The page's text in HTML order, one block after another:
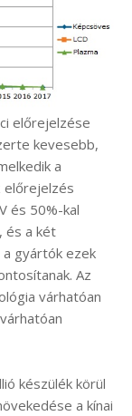
előrejelzése
kevesebb,
a
előrejelzés
és 50%-kal
és a két
gyártók ezek
Az
várhatóan
készülék körül
a kínai